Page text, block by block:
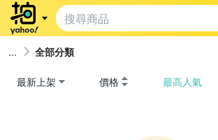
全部分類
最新上架 價格 最高人氣